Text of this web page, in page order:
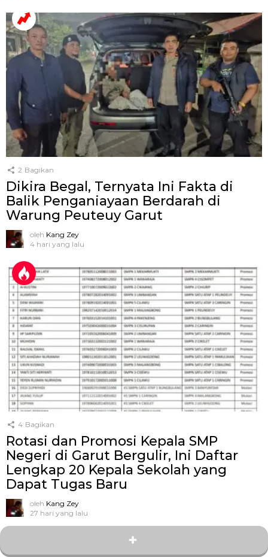
2 Bagikan
Dikira Begal, Ternyata Ini Fakta di
Balik Penganiayaan Berdarah di
Warung Peuteuy Garut
oleh Kang Zey
4 hari yang lalu
4 Bagikan
Rotasi dan Promosi Kepala SMP
Negeri di Garut Bergulir, Ini Daftar
Lengkap 20 Kepala Sekolah yang
Dapat Tugas Baru
oleh Kang Zey
27 hari yang lalu